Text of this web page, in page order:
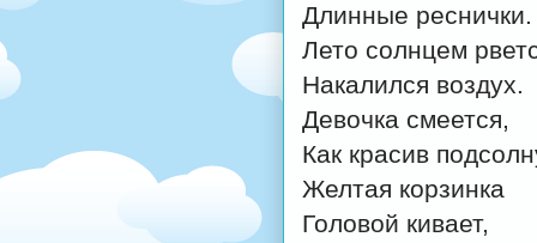
Длинные реснички.
Лето солнцем
Накалился воздух.
Девочка смеется,
Как красив
Желтая корзинка
Головой кивает,